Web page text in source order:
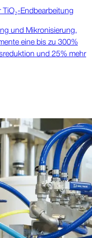
End­bearbeitung
und Mikro­nisierung,
eine bis zu 300%
und 25% mehr